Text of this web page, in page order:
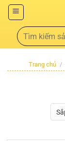
Trang chủ /